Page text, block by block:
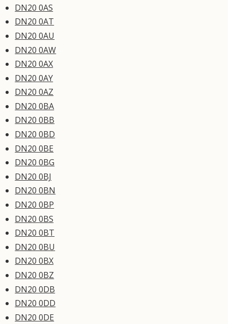
DN20 0AS
DN20 0AT
DN20 0AU
DN20 0AW
DN20 0AX
DN20 0AY
DN20 0AZ
DN20 0BA
DN20 0BB
DN20 0BD
DN20 0BE
DN20 0BG
DN20 0BJ
DN20 0BN
DN20 0BP
DN20 0BS
DN20 0BT
DN20 0BU
DN20 0BX
DN20 0BZ
DN20 0DB
DN20 0DD
DN20 0DE